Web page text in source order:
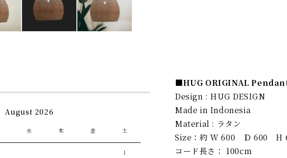
August 2026
水 木 金 土
1
■HUG ORIGINAL
Design : HUG DESIGN
Made in Indonesia
Material : ラタン
Size：約 W 600 Ｄ 600 H
コード長さ： 100cm